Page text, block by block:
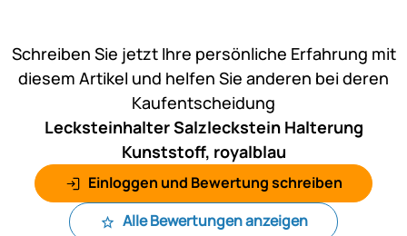
Schreiben Sie jetzt Ihre persönliche Erfahrung mit
diesem Artikel und helfen Sie anderen bei deren
Kaufentscheidung
Lecksteinhalter Salzleckstein Halterung
Kunststoff, royalblau
Einloggen und Bewertung schreiben
Alle Bewertungen anzeigen